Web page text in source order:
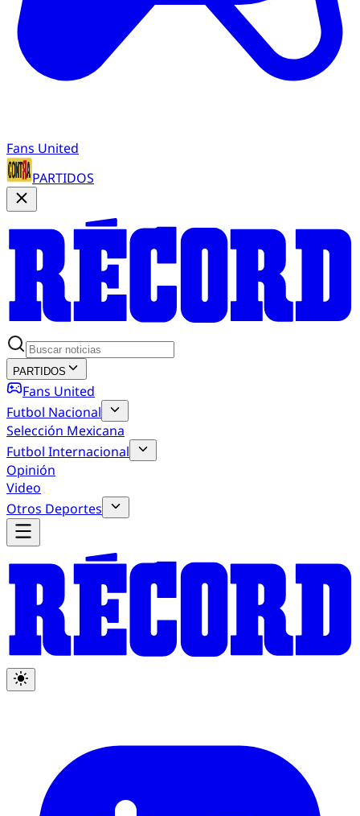
Fans United
PARTIDOS
PARTIDOS
Fans United
Futbol Nacional
Selección Mexicana
Futbol Internacional
Opinión
Video
Otros Deportes